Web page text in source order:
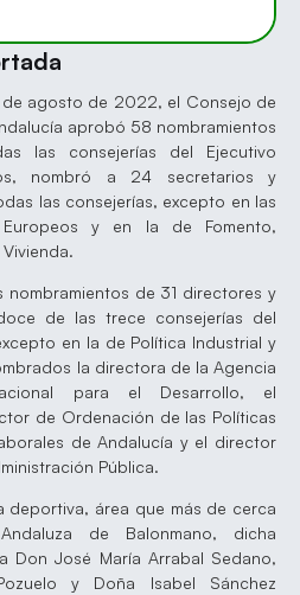
de agosto de 2022, el Consejo de
aprobó 58 nombramientos
las consejerías del Ejecutivo
nombró a 24 secretarios y
las consejerías, excepto en las
y en la de Fomento,
de 31 directores y
de las trece consejerías del
en la de Política Industrial y
la directora de la Agencia
para el Desarrollo, el
de Ordenación de las Políticas
de Andalucía y el director
Pública.
deportiva, área que más de cerca
de Balonmano, dicha
Don José María Arrabal Sedano,
y Doña Isabel Sánchez